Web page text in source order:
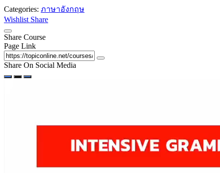
Categories: ภาษาอังกฤษ
Wishlist Share
Share Course
Page Link
Share On Social Media